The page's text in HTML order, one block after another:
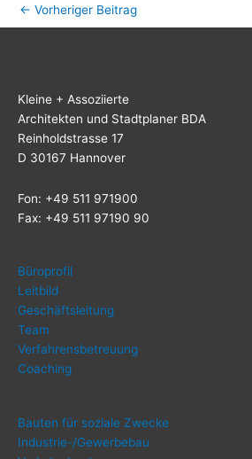
← Vorheriger Beitrag
Klei­ne + Assoziierte
Archi­tek­ten und Stadt­pla­ner BDA
Rein­hold­stras­se 17
D 30167 Hannover
Fon: +49 511 971900
Fax: +49 511 97190 90
Büro­pro­fil
Leit­bild
Geschäfts­lei­tung
Team
Ver­fah­rens­be­treu­ung
Coa­ching
Bau­ten für sozia­le Zwecke
Indus­trie-/Ge­wer­be­bau